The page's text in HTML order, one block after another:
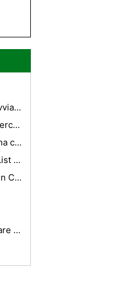
Come sostituire il motorino di avviamento sui 1995 5.7 Roadmaster
Getawayprovides For That Eu Mercato
Come tirare le automobili con una cinghia di traino
Vacanze in Spagna - Shopping List per i turisti
Come rimuovere il pignone su un CRF 80
Alcune cose da godere nel visitare Marocco